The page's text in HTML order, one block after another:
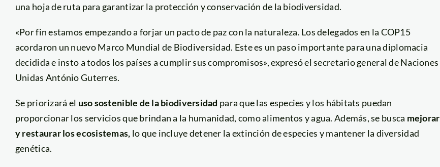
una hoja de ruta para garantizar la protección y conservación de la biodiversidad.
«Por fin estamos empezando a forjar un pacto de paz con la naturaleza. Los delegados en la COP15
acordaron un nuevo Marco Mundial de Biodiversidad. Este es un paso importante para una diplomacia
decidida e insto a todos los países a cumplir sus compromisos», expresó el secretario general de Naciones
Unidas António Guterres.
Se priorizará el uso sostenible de la biodiversidad para que las especies y los hábitats puedan
proporcionar los servicios que brindan a la humanidad, como alimentos y agua. Además, se busca mejorar
y restaurar los ecosistemas, lo que incluye detener la extinción de especies y mantener la diversidad
genética.